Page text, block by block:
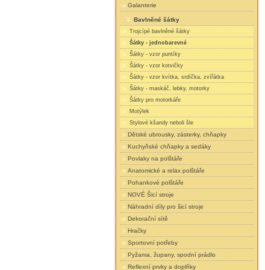
Galanterie
Bavlněné šátky
Trojcípé bavlněné šátky
Šátky - jednobarevné
Šátky - vzor puntíky
Šátky - vzor kotvičky
Šátky - vzor kvítka, srdíčka, zvířátka
Šátky - maskáč, lebky, motorky
Šátky pro motorkáře
Motýlek
Stylové kšandy neboli šle
Dětské ubrousky, zásterky, chňapky
Kuchyňské chňapky a sedáky
Povlaky na polštáře
Anatomické a relax polštáře
Pohankové polštáře
NOVÉ Šicí stroje
Náhradní díly pro šicí stroje
Dekorační sítě
Hračky
Sportovní potřeby
Pyžama, župany, spodní prádlo
Reflexní prvky a doplňky